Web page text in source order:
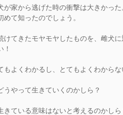
家から逃げた時の衝撃は大きかっ
て知ったのでしょう。
てきたモヤモヤしたものを、雌犬
！
よくわかるし、とてもよくわからな
やって生きていくのかしら？
ている意味はないと考えるのかしら